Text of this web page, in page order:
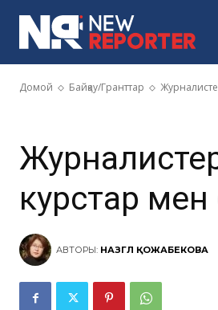
Домой Байқау/Гранттар
курстар мен
АВТОРЫ: НАЗГҮЛ ҚОЖАБЕКОВА